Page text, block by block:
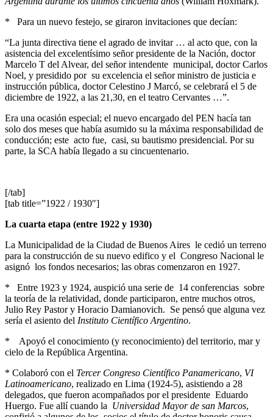
* Para un nuevo festejo, se giraron invitaciones que decían:
“La junta directiva tiene el agrado de invitar … al acto que, con la
asistencia del excelentísimo señor presidente de la Nación, doctor
Marcelo T del Alvear, del señor intendente municipal, doctor Carlos
Noel, y presidido por su excelencia el señor ministro de justicia e
instrucción pública, doctor Celestino J Marcó, se celebrará el 5 de
diciembre de 1922, a las 21,30, en el teatro Cervantes …”.
Era una ocasión especial; el nuevo encargado del PEN hacía tan
solo dos meses que había asumido su la máxima responsabilidad de
conducción; este acto fue, casi, su bautismo presidencial. Por su
parte, la SCA había llegado a su cincuentenario.
[/tab]
[tab title=”1922 / 1930″]
La cuarta etapa (entre 1922 y 1930)
La Municipalidad de la Ciudad de Buenos Aires le cedió un terreno
para la construcción de su nuevo edifico y el Congreso Nacional le
asignó los fondos necesarios; las obras comenzaron en 1927.
* Entre 1923 y 1924, auspició una serie de 14 conferencias sobre
la teoría de la relatividad, donde participaron, entre muchos otros,
Julio Rey Pastor y Horacio Damianovich. Se pensó que alguna vez
sería el asiento del Instituto Científico Argentino.
* Apoyó el conocimiento (y reconocimiento) del territorio, mar y
cielo de la República Argentina.
* Colaboró con el Tercer Congreso Científico Panamericano, VI
Latinoamericano, realizado en Lima (1924-5), asistiendo a 28
delegados, que fueron acompañados por el presidente Eduardo
Huergo. Fue allí cuando la Universidad Mayor de san Marcos,